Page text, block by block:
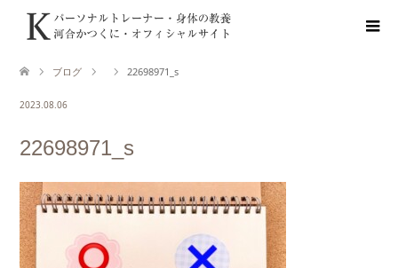
ブログ 22698971_s
2023.08.06
22698971_s